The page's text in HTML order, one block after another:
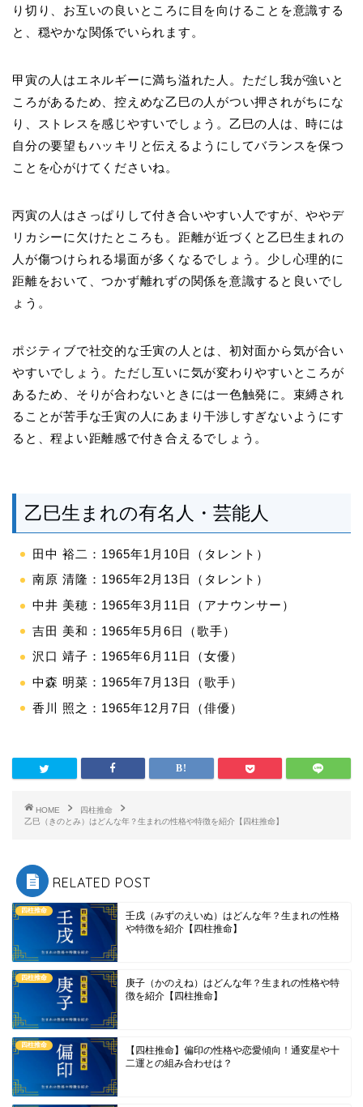
り切り、お互いの良いところに目を向けることを意識する
と、穏やかな関係でいられます。
甲寅の人はエネルギーに満ち溢れた人。ただし我が強いと
ころがあるため、控えめな乙巳の人がつい押されがちにな
り、ストレスを感じやすいでしょう。乙巳の人は、時には
自分の要望もハッキリと伝えるようにしてバランスを保つ
ことを心がけてくださいね。
丙寅の人はさっぱりして付き合いやすい人ですが、ややデ
リカシーに欠けたところも。距離が近づくと乙巳生まれの
人が傷つけられる場面が多くなるでしょう。少し心理的に
距離をおいて、つかず離れずの関係を意識すると良いでし
ょう。
ポジティブで社交的な壬寅の人とは、初対面から気が合い
やすいでしょう。ただし互いに気が変わりやすいところが
あるため、そりが合わないときには一色触発に。束縛され
ることが苦手な壬寅の人にあまり干渉しすぎないようにす
ると、程よい距離感で付き合えるでしょう。
乙巳生まれの有名人・芸能人
田中 裕二：1965年1月10日（タレント）
南原 清隆：1965年2月13日（タレント）
中井 美穂：1965年3月11日（アナウンサー）
吉田 美和：1965年5月6日（歌手）
沢口 靖子：1965年6月11日（女優）
中森 明菜：1965年7月13日（歌手）
香川 照之：1965年12月7日（俳優）
HOME
四柱推命
乙巳（きのとみ）はどんな年？生まれの性格や特徴を紹介【四柱推命】
RELATED POST
四柱推命
壬戌（みずのえいぬ）はどんな年？生まれの性格
や特徴を紹介【四柱推命】
四柱推命
庚子（かのえね）はどんな年？生まれの性格や特
徴を紹介【四柱推命】
四柱推命
【四柱推命】偏印の性格や恋愛傾向！通変星や十
二運との組み合わせは？